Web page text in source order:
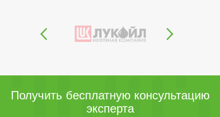
Получить бесплатную консультацию
эксперта